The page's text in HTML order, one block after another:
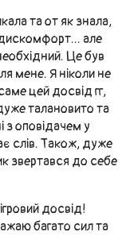
та от як знала,
але
Це був
мене. Я ніколи не
цей досвід гг,
талановито та
з оповідачем у
слів. Також, дуже
звертався до себе
досвід!
багато сил та